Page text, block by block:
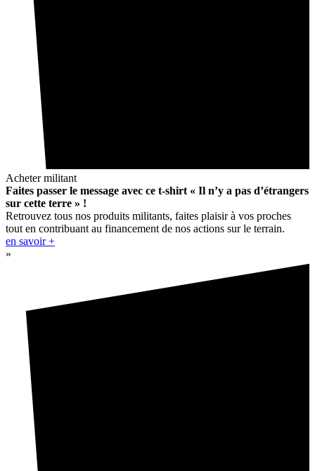
Acheter militant
Faites passer le message avec ce t-shirt « Il n’y a pas d’étrangers
sur cette terre » !
Retrouvez tous nos produits militants, faites plaisir à vos proches
tout en contribuant au financement de nos actions sur le terrain.
en savoir +
»